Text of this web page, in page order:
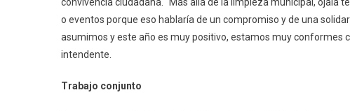
o eventos porque eso hablaría de un compromiso y de una
asumimos y este año es muy positivo, estamos muy conformes
intendente.
Trabajo conjunto